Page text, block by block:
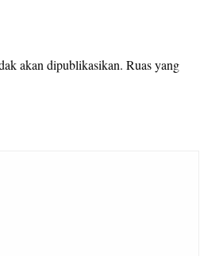
akan dipublikasikan. Ruas yang